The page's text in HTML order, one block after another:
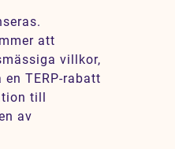
att
villkor,
TERP-rabatt
till
av